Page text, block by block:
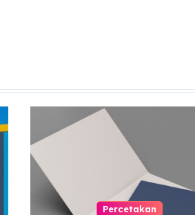
Percetakan